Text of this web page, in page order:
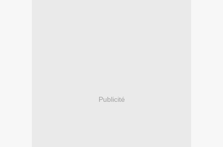
Publicité